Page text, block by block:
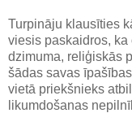
Turpināju klausīties
viesis paskaidros,
dzimuma, reliģiskās
šādas savas
vietā priekšnieks
likumdošanas